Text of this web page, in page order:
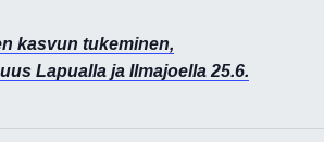
kasvun tukeminen,
Lapualla ja Ilmajoella 25.6.